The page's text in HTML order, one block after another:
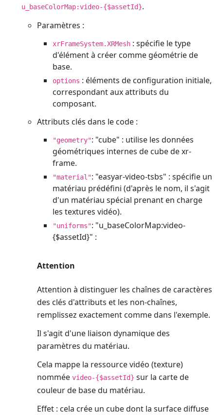
u_baseColorMap:video-{$assetId}.
Paramètres :
xrFrameSystem.XRMesh : spécifie le type
d'élément à créer comme géométrie de
base.
options : éléments de configuration initiale,
correspondant aux attributs du
composant.
Attributs clés dans le code :
"geometry": "cube" : utilise les données
géométriques internes de cube de xr-
frame.
"material": "easyar-video-tsbs" : spécifie un
matériau prédéfini (d'après le nom, il s'agit
d'un matériau spécial prenant en charge
les textures vidéo).
"uniforms": "u_baseColorMap:video-
{$assetId}" :
Attention
Attention à distinguer les chaînes de caractères
des clés d'attributs et les non-chaînes,
remplissez exactement comme dans l'exemple.
Il s'agit d'une liaison dynamique des
paramètres du matériau.
Cela mappe la ressource vidéo (texture)
nommée video-{$assetId} sur la carte de
couleur de base du matériau.
Effet : cela crée un cube dont la surface diffuse